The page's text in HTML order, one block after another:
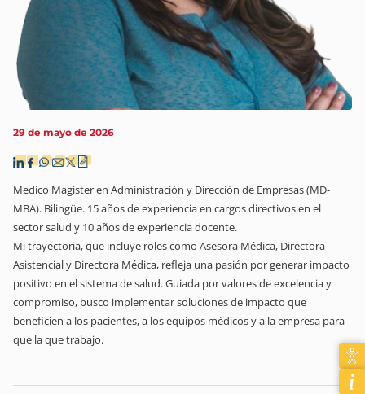
29 de mayo de 2026
Medico Magister en Administración y Dirección de Empresas (MD-
MBA). Bilingüe. 15 años de experiencia en cargos directivos en el
sector salud y 10 años de experiencia docente.
Mi trayectoria, que incluye roles como Asesora Médica, Directora
Asistencial y Directora Médica, refleja una pasión por generar impacto
positivo en el sistema de salud. Guiada por valores de excelencia y
compromiso, busco implementar soluciones de impacto que
beneficien a los pacientes, a los equipos médicos y a la empresa para
que la que trabajo.